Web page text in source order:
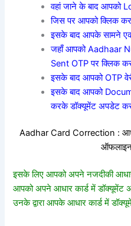
वहां जाने के बाद आपको
जिस पर आपको क्लिक
इसके बाद आपके सामने
जहाँ आपको Aadhaar
Sent OTP पर क्लिक
इसके बाद आपको OTP
इसके बाद आपको
करके डॉक्यूमेंट अपडेट
Aadhar Card Correction :
ऑफलाइन
इसके लिए आपको अपने नजदीकी
आपको अपने आधार कार्ड में डॉक्यूमेंट
उनके द्वारा आपके आधार कार्ड में